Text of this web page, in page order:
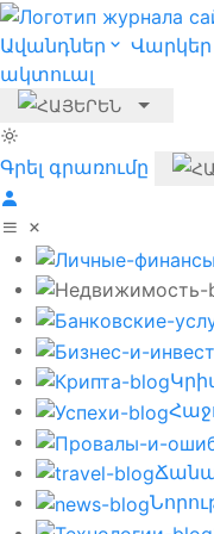
Ավանդներ
Վարկեր
ակտուալ
Գրել գրառումը